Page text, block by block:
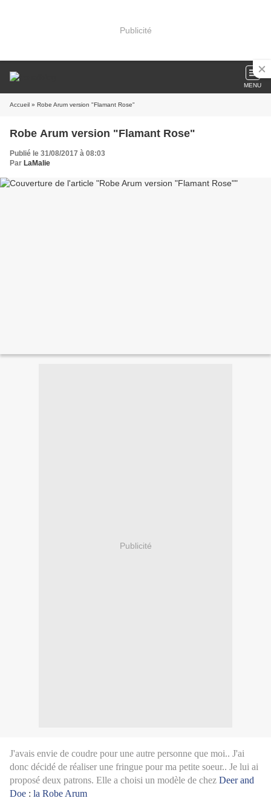
Publicité
MENU
Accueil » Robe Arum version "Flamant Rose"
Robe Arum version "Flamant Rose"
Publié le 31/08/2017 à 08:03
Par LaMalie
Publicité
J'avais envie de coudre pour une autre personne que moi.. J'ai
donc décidé de réaliser une fringue pour ma petite soeur.. Je lui ai
proposé deux patrons. Elle a choisi un modèle de chez Deer and
Doe : la Robe Arum